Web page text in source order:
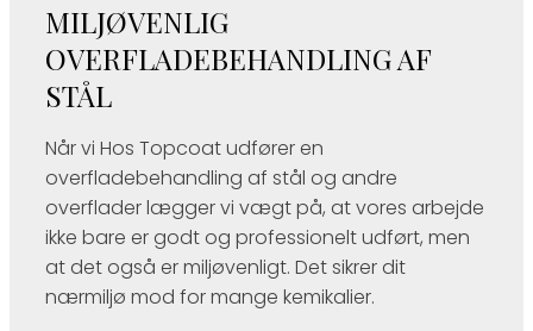
MILJØVENLIG
OVERFLADEBEHANDLING AF
STÅL
Når vi Hos Topcoat udfører en
overfladebehandling af stål og andre
overflader lægger vi vægt på, at vores arbejde
ikke bare er godt og professionelt udført, men
at det også er miljøvenligt. Det sikrer dit
nærmiljø mod for mange kemikalier.​